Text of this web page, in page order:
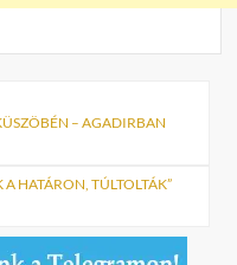
– AGADIRBAN
HATÁRON, TÚLTOLTÁK”